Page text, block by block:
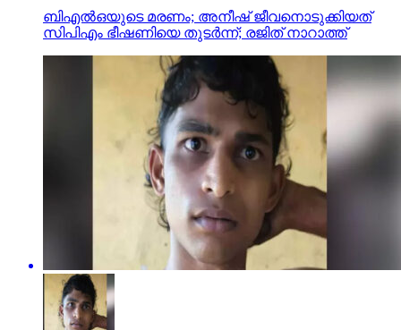
ബിഎല്‍ഒയുടെ മരണം; അനീഷ് ജീവനൊടുക്കിയത്
സിപിഎം ഭീഷണിയെ തുടര്‍ന്ന്; രജിത് നാറാത്ത്